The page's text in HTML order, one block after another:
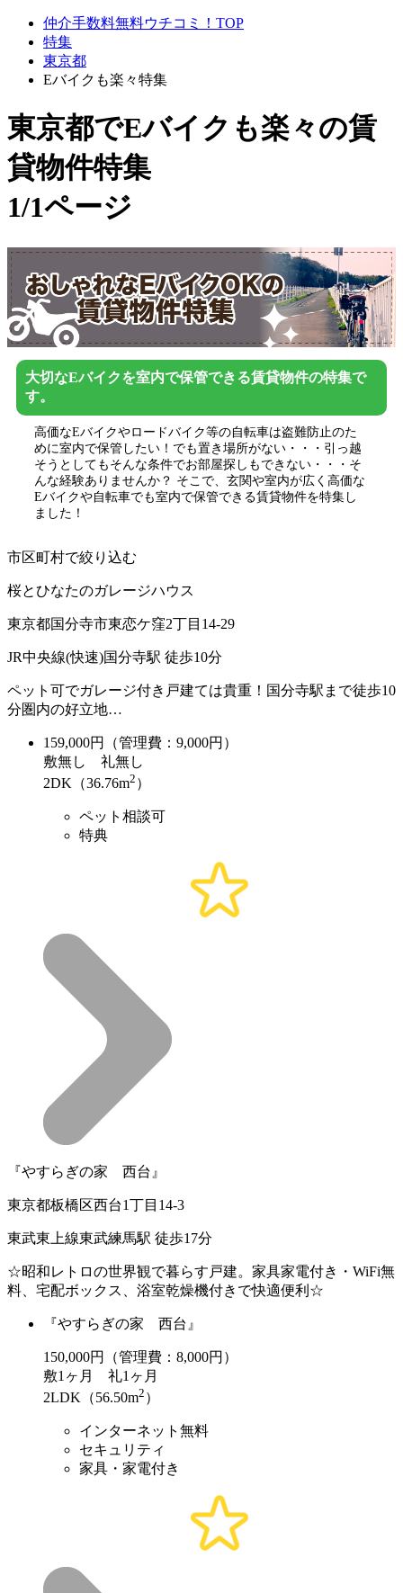
仲介手数料無料ウチコミ！TOP
特集
東京都
Eバイクも楽々特集
東京都でEバイクも楽々の賃
貸物件特集
1/1ページ
大切なEバイクを室内で保管できる賃貸物件の特集で
す。
高価なEバイクやロードバイク等の自転車は盗難防止のた
めに室内で保管したい！でも置き場所がない・・・引っ越
そうとしてもそんな条件でお部屋探しもできない・・・そ
んな経験ありませんか？ そこで、玄関や室内が広く高価な
Eバイクや自転車でも室内で保管できる賃貸物件を特集し
ました！
市区町村で絞り込む
桜とひなたのガレージハウス
東京都国分寺市東恋ケ窪2丁目14-29
JR中央線(快速)国分寺駅 徒歩10分
ペット可でガレージ付き戸建ては貴重！国分寺駅まで徒歩10
分圏内の好立地…
159,000円（管理費：9,000円）
敷無し 礼無し
2DK（36.76m2 ）
ペット相談可
特典
『やすらぎの家 西台』
東京都板橋区西台1丁目14-3
東武東上線東武練馬駅 徒歩17分
☆昭和レトロの世界観で暮らす戸建。家具家電付き・WiFi無
料、宅配ボックス、浴室乾燥機付きで快適便利☆
『やすらぎの家 西台』
150,000円（管理費：8,000円）
敷1ヶ月 礼1ヶ月
2LDK（56.50m2 ）
インターネット無料
セキュリティ
家具・家電付き